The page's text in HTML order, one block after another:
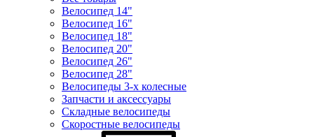
Велосипед 14"
Велосипед 16"
Велосипед 18"
Велосипед 20"
Велосипед 26"
Велосипед 28"
Велосипеды 3-х колесные
Запчасти и аксессуары
Складные велосипеды
Скоростные велосипеды